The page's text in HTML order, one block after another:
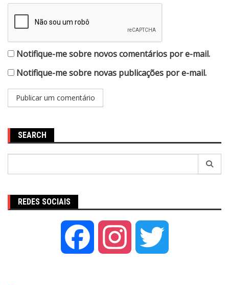
Notifique-me sobre novos comentários por e-mail.
Notifique-me sobre novas publicações por e-mail.
SEARCH
REDES SOCIAIS
Facebook Instagram